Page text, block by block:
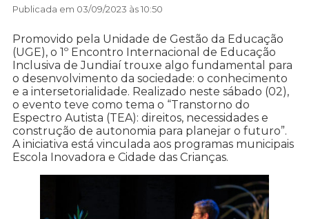
Publicada em 03/09/2023 às 10:50
Promovido pela Unidade de Gestão da Educação
(UGE), o 1º Encontro Internacional de Educação
Inclusiva de Jundiaí trouxe algo fundamental para
o desenvolvimento da sociedade: o conhecimento
e a intersetorialidade. Realizado neste sábado (02),
o evento teve como tema o “Transtorno do
Espectro Autista (TEA): direitos, necessidades e
construção de autonomia para planejar o futuro”.
A iniciativa está vinculada aos programas municipais
Escola Inovadora e Cidade das Crianças.